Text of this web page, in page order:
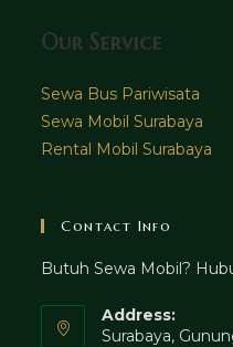
Our Service
Sewa Bus Pariwisata
Sewa Mobil Surabaya
Rental Mobil Surabaya
Contact Info
Butuh Sewa Mobil?
Address:
Surabaya,